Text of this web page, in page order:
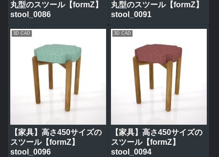
丸型のスツール【formZ】
stool_0086
丸型のスツール【formZ】
stool_0091
3D CAD
【家具】高さ450サイズの
スツール【formZ】
stool_0096
3D CAD
【家具】高さ450サイズの
スツール【formZ】
stool_0094